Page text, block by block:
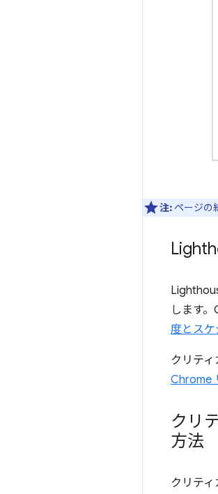
注: ページの
します
度とス
クリテ
Chrome
クリ
方法
クリテ